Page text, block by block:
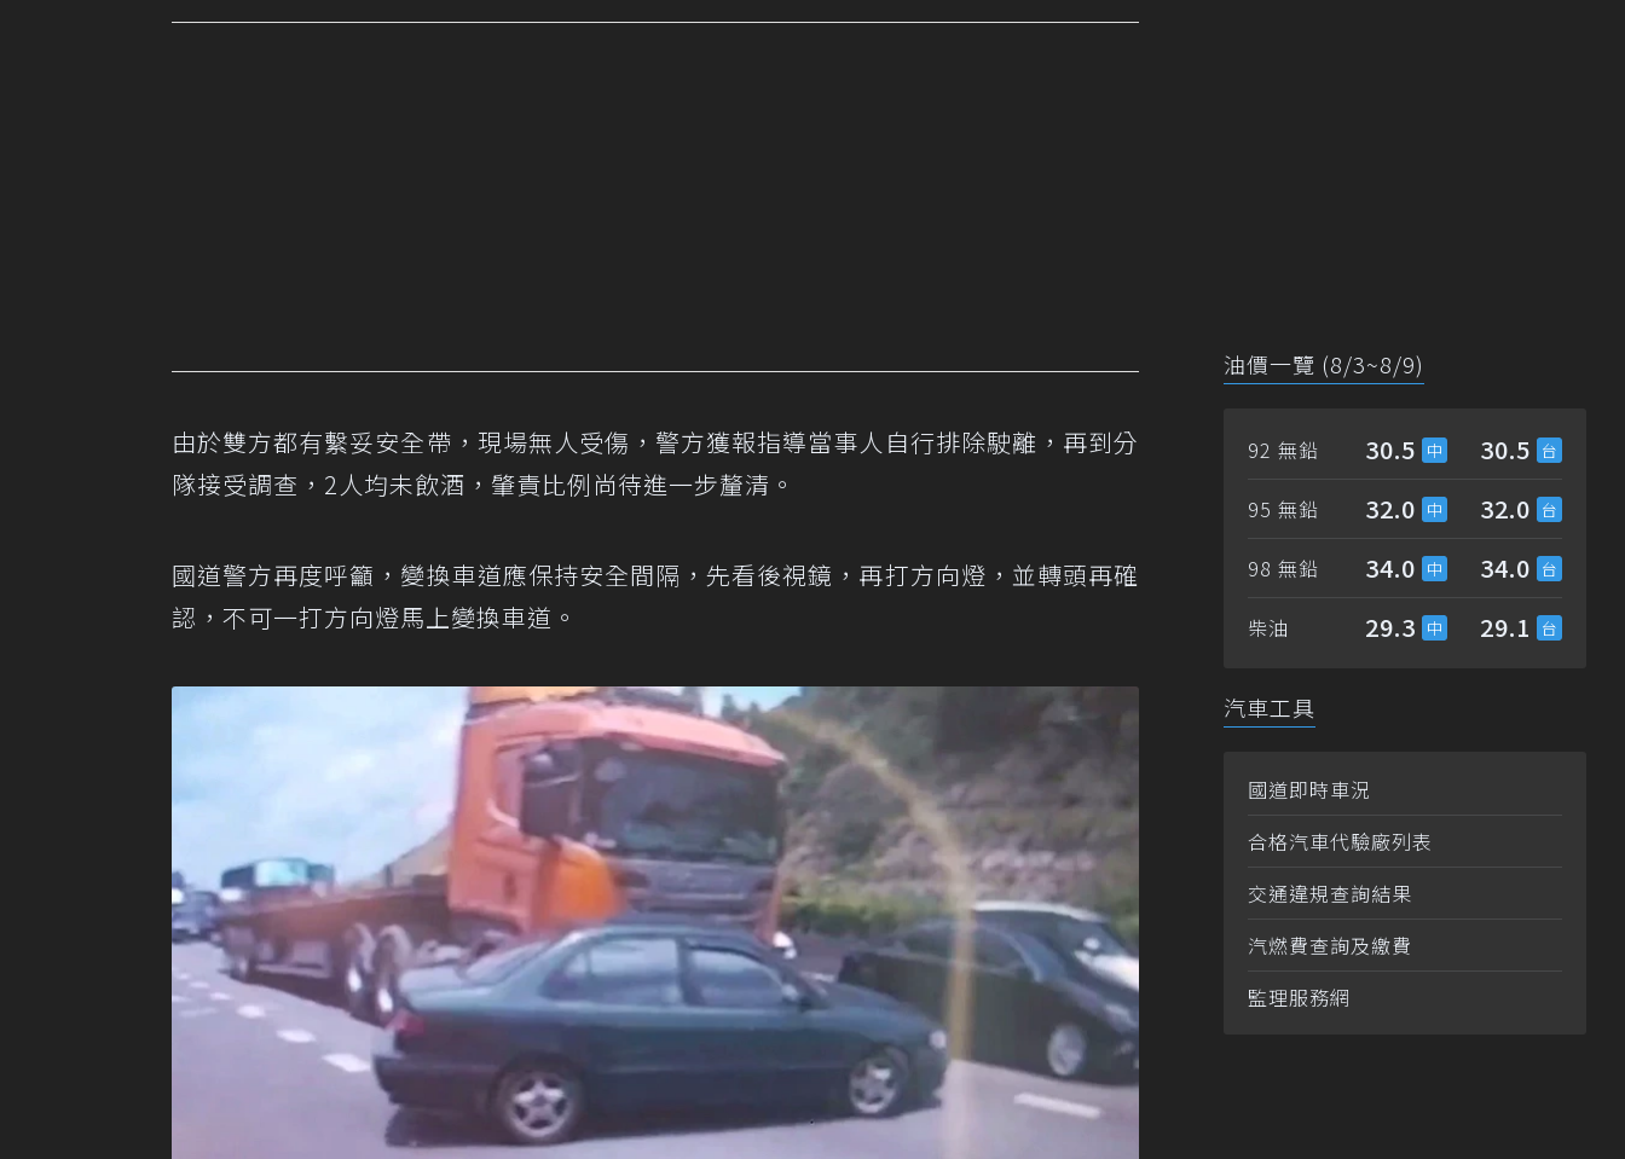
由於雙方都有繫妥安全帶，現場無人受傷，警方獲報指導當事人自行排除駛離，再到分
隊接受調查，2人均未飲酒，肇責比例尚待進一步釐清。
國道警方再度呼籲，變換車道應保持安全間隔，先看後視鏡，再打方向燈，並轉頭再確
認，不可一打方向燈馬上變換車道。
油價一覽 (8/3~8/9)
92 無鉛 30.5 30.5
95 無鉛 32.0 32.0
98 無鉛 34.0 34.0
柴油 29.3 29.1
汽車工具
國道即時車況
合格汽車代驗廠列表
交通違規查詢結果
汽燃費查詢及繳費
監理服務網